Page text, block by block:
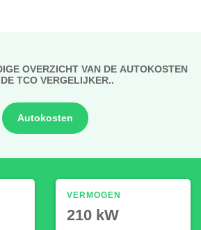
OVERZICHT VAN DE AUTOKOSTEN
TCO VERGELIJKER..
Autokosten
VERMOGEN
210 kW